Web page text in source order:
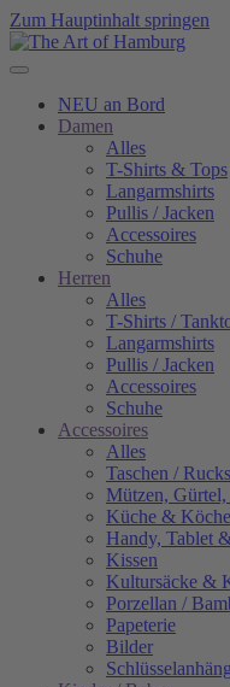
Zum Hauptinhalt springen
NEU an Bord
Damen
Alles
T-Shirts & Tops
Langarmshirts
Pullis / Jacken
Accessoires
Schuhe
Herren
Alles
T-Shirts /
Langarmshirts
Pullis / Jacken
Accessoires
Schuhe
Accessoires
Alles
Taschen /
Mützen,
Küche & Köche
Handy, Tablet
Kissen
Kultursäcke &
Porzellan /
Papeterie
Bilder